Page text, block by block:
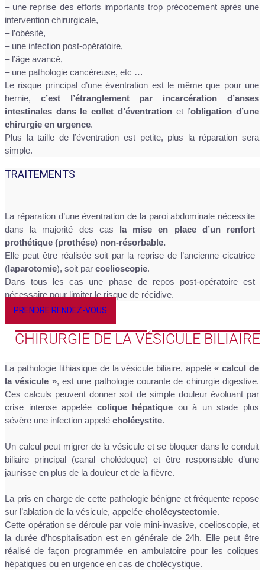
– une reprise des efforts importants trop précocement après une
intervention chirurgicale,
– l’obésité,
– une infection post-opératoire,
– l’âge avancé,
– une pathologie cancéreuse, etc …
Le risque principal d’une éventration est le même que pour une
hernie, c’est l’étranglement par incarcération d’anses
intestinales dans le collet d’éventrationet l’obligation d’une
chirurgie en urgence.
Plus la taille de l’éventration est petite, plus la réparation sera
simple.
TRAITEMENTS
La réparation d’une éventration de la paroi abdominale nécessite
dans la majorité des cas la mise en place d’un renfort
prothétique (prothése) non-résorbable.
Elle peut être réalisée soit par la reprise de l’ancienne cicatrice
(laparotomie), soit par coelioscopie.
Dans tous les cas une phase de repos post-opératoire est
nécessaire pour limiter le risque de récidive.
PRENDRE RENDEZ-VOUS
CHIRURGIE DE LA VÉSICULE BILIAIRE
La pathologie lithiasique de la vésicule biliaire, appelé« calcul de
la vésicule », est une pathologie courante de chirurgie digestive.
Ces calculs peuvent donner soit de simple douleur évoluant par
crise intense appelée colique hépatique ou à un stade plus
sévère une infection appelé cholécystite.
Un calcul peut migrer de la vésicule et se bloquer dans le conduit
biliaire principal (canal cholédoque) et être responsable d’une
jaunisse en plus de la douleur et de la fièvre.
La pris en charge de cette pathologie bénigne et fréquente repose
sur l’ablation de la vésicule, appelée cholécystectomie.
Cette opération se déroule par voie mini-invasive, coelioscopie, et
la durée d’hospitalisation est en générale de 24h. Elle peut être
réalisé de façon programmée en ambulatoire pour les coliques
hépatiques ou en urgence en cas de cholécystique.